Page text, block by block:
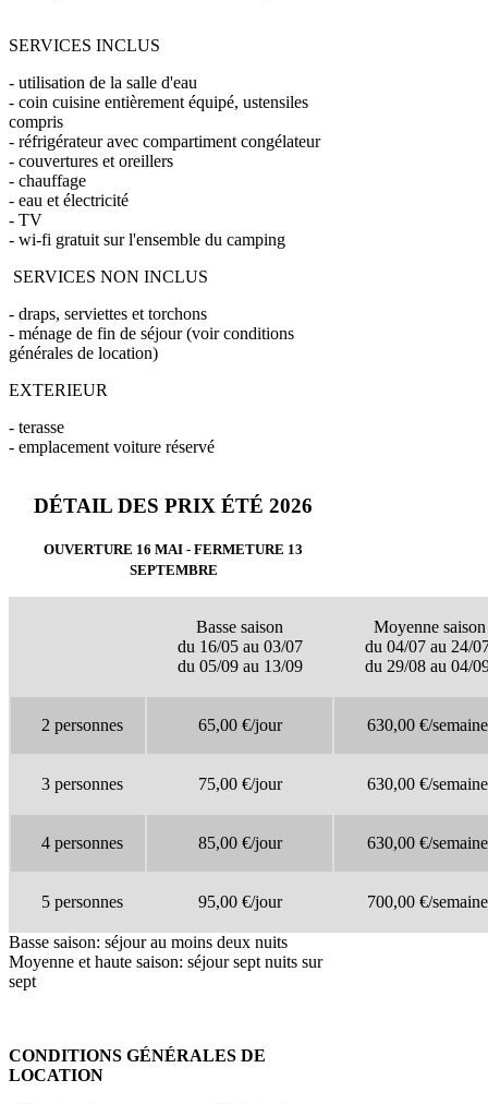
SERVICES INCLUS
- utilisation de la salle d'eau
- coin cuisine entièrement équipé, ustensiles
compris
- réfrigérateur avec compartiment congélateur
- couvertures et oreillers
- chauffage
- eau et électricité
- TV
- wi-fi gratuit sur l'ensemble du camping
SERVICES NON INCLUS
- draps, serviettes et torchons
- ménage de fin de séjour (voir conditions
générales de location)
EXTERIEUR
- terasse
- emplacement voiture réservé
DÉTAIL DES PRIX ÉTÉ 2026
OUVERTURE 16 MAI - FERMETURE 13
SEPTEMBRE
Basse saison
du 16/05 au 03/07
du 05/09 au 13/09
Moyenne
du 04/07 au 24/
du 29/08 au 04/
2 personnes 65,00 €/jour 630,00 €/semaine
3 personnes 75,00 €/jour 630,00 €/semaine
4 personnes 85,00 €/jour 630,00 €/semaine
5 personnes 95,00 €/jour 700,00 €/semaine
Basse saison: séjour au moins deux nuits
Moyenne et haute saison: séjour sept nuits sur
sept
CONDITIONS GÉNÉRALES DE
LOCATION